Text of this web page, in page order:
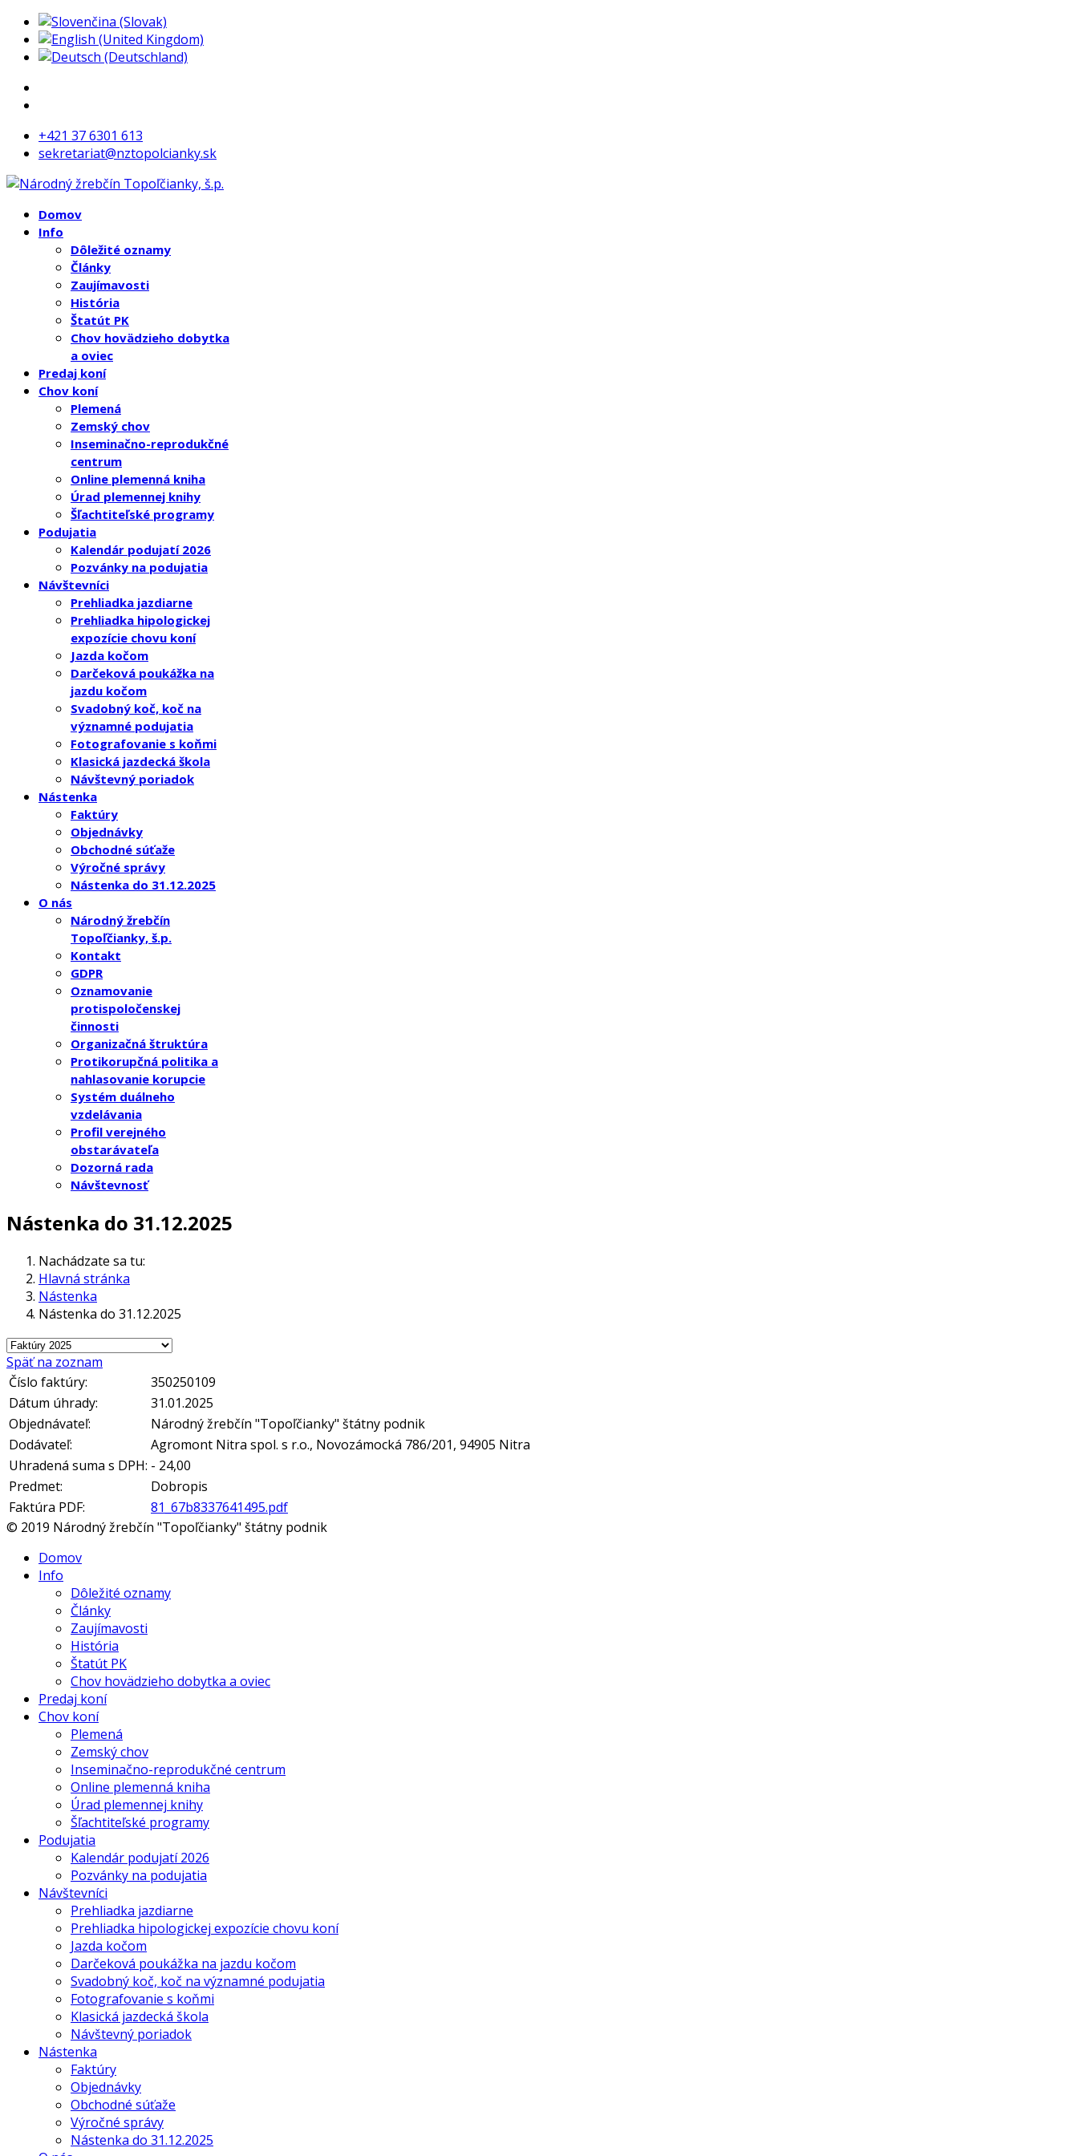
+421 37 6301 613
sekretariat@nztopolcianky.sk
Domov
Info
Dôležité oznamy
Články
Zaujímavosti
História
Štatút PK
Chov hovädzieho dobytka
a oviec
Predaj koní
Chov koní
Plemená
Zemský chov
Inseminačno-reprodukčné
centrum
Online plemenná kniha
Úrad plemennej knihy
Šľachtiteľské programy
Podujatia
Kalendár podujatí 2026
Pozvánky na podujatia
Návštevníci
Prehliadka jazdiarne
Prehliadka hipologickej
expozície chovu koní
Jazda kočom
Darčeková poukážka na
jazdu kočom
Svadobný koč, koč na
významné podujatia
Fotografovanie s koňmi
Klasická jazdecká škola
Návštevný poriadok
Nástenka
Faktúry
Objednávky
Obchodné súťaže
Výročné správy
Nástenka do 31.12.2025
O nás
Národný žrebčín
Topoľčianky, š.p.
Kontakt
GDPR
Oznamovanie
protispoločenskej
činnosti
Organizačná štruktúra
Protikorupčná politika a
nahlasovanie korupcie
Systém duálneho
vzdelávania
Profil verejného
obstarávateľa
Dozorná rada
Návštevnosť
Nástenka do 31.12.2025
Nachádzate sa tu:
Hlavná stránka
Nástenka
Nástenka do 31.12.2025
Späť na zoznam
Číslo faktúry:
350250109
Dátum úhrady:
31.01.2025
Objednávateľ:
Národný žrebčín "Topoľčianky" štátny podnik
Dodávateľ:
Agromont Nitra spol. s r.o., Novozámocká 786/201, 94905 Nitra
Uhradená suma s DPH: - 24,00
Predmet:
Dobropis
Faktúra PDF:
81_67b8337641495.pdf
© 2019 Národný žrebčín "Topoľčianky" štátny podnik
Domov
Info
Dôležité oznamy
Články
Zaujímavosti
História
Štatút PK
Chov hovädzieho dobytka a oviec
Predaj koní
Chov koní
Plemená
Zemský chov
Inseminačno-reprodukčné centrum
Online plemenná kniha
Úrad plemennej knihy
Šľachtiteľské programy
Podujatia
Kalendár podujatí 2026
Pozvánky na podujatia
Návštevníci
Prehliadka jazdiarne
Prehliadka hipologickej expozície chovu koní
Jazda kočom
Darčeková poukážka na jazdu kočom
Svadobný koč, koč na významné podujatia
Fotografovanie s koňmi
Klasická jazdecká škola
Návštevný poriadok
Nástenka
Faktúry
Objednávky
Obchodné súťaže
Výročné správy
Nástenka do 31.12.2025